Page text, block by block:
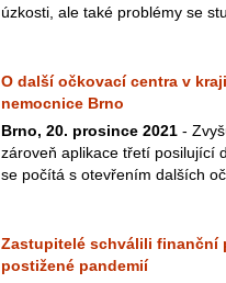
úzkosti, ale také problémy se
O další očkovací centra v
nemocnice Brno
Brno, 20. prosince 2021 -
zároveň aplikace třetí posilující
se počítá s otevřením dalších
Zastupitelé schválili finanční
postižené pandemií